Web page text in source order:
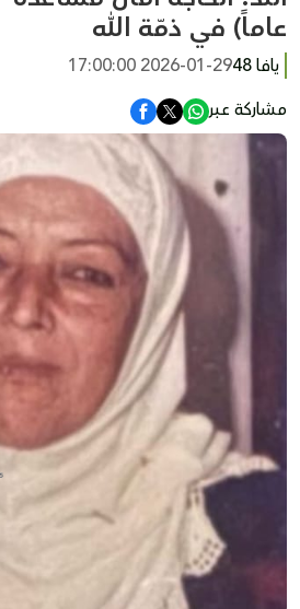
المزيد
ارسل خبر
عاماً) في ذمّة الله
يافا 48
2026-01-29 17:00:00
مشاركة عبر